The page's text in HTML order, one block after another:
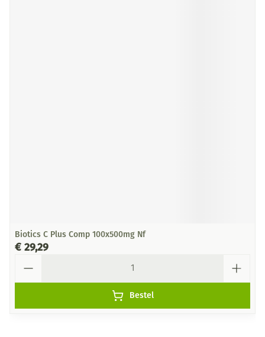
Biotics C Plus Comp 100x500mg Nf
€ 29,29
Bestel